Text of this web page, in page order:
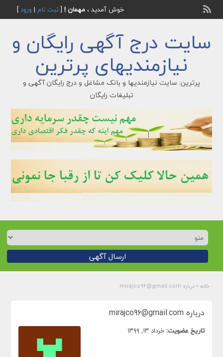
خوش آمدید ، مهمان ![ثبت نام | ورود]
سایت درج آگهی رایگان و
نیازمندیهای پرترین
پرترین: سایت نیازمندیها و بانک مشاغل و درج رایگان آگهی و
تبلیغات رایگان
ارسال آگهی
خانه » درباره mirajco96@gmail.com
درباره mirajco96@gmail.com
تاریخ عضویت: خرداد ۱۳, ۱۳۹۹